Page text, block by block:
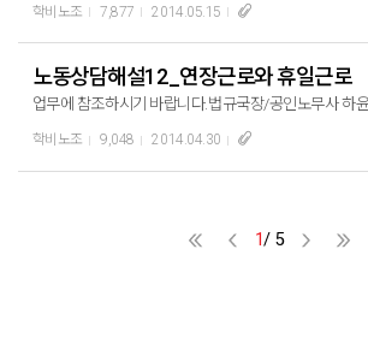
학비노조 7,877 2014.05.15
노동상담해설12_연장근로와 휴일근로
업무에 참조하시기 바랍니다.법규국장/공인노무사 하
학비노조 9,048 2014.04.30
1/ 5